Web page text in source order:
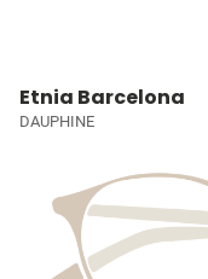
Etnia Barcelona
DAUPHINE